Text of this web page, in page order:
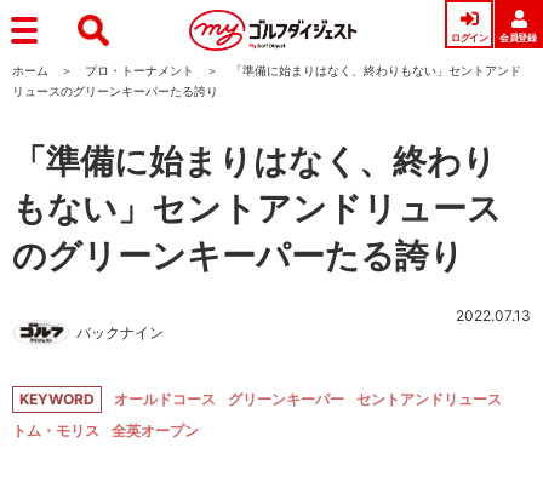
ログイン 会員登録
ホーム プロ・トーナメント
「準備に始まりはなく、終わりもない」セントアンド
リュースのグリーンキーパーたる誇り
「準備に始まりはなく、終わり
もない」セントアンドリュース
のグリーンキーパーたる誇り
バックナイン
2022.07.13
KEYWORD オールドコース グリーンキーパー
セントアンドリュース
トム・モリス
全英オープン